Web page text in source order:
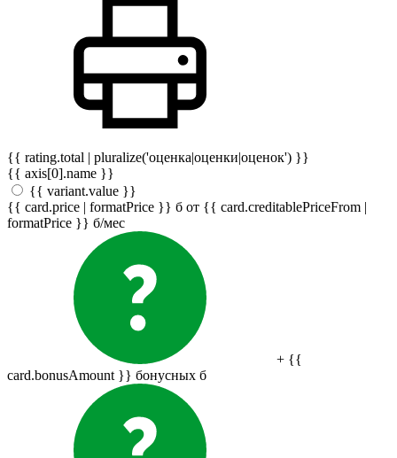
{{ rating.total | pluralize('оценка|оценки|оценок') }}
{{ axis[0].name }}
{{ variant.value }}
{{ card.price | formatPrice }} б от {{ card.creditablePriceFrom |
formatPrice }} б/мес
+ {{
card.bonusAmount }} бонусных б